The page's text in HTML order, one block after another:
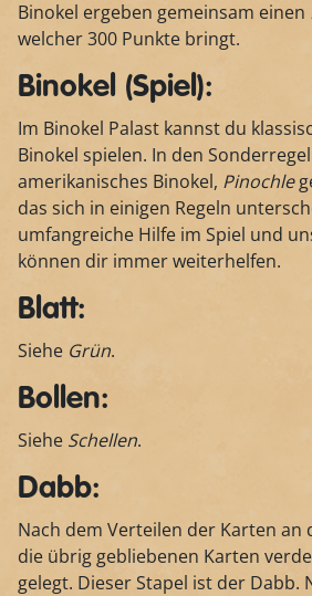
Binokel ergeben gemeinsam einen
welcher 300 Punkte bringt.
Binokel (Spiel):
Im Binokel Palast kannst du
Binokel spielen. In den
amerikanisches Binokel, Pinochle
das sich in einigen Regeln
umfangreiche Hilfe im Spiel und
können dir immer weiterhelfen.
Blatt:
Siehe Grün.
Bollen:
Siehe Schellen.
Dabb:
Nach dem Verteilen der Karten an
die übrig gebliebenen Karten
gelegt. Dieser Stapel ist der Dabb.